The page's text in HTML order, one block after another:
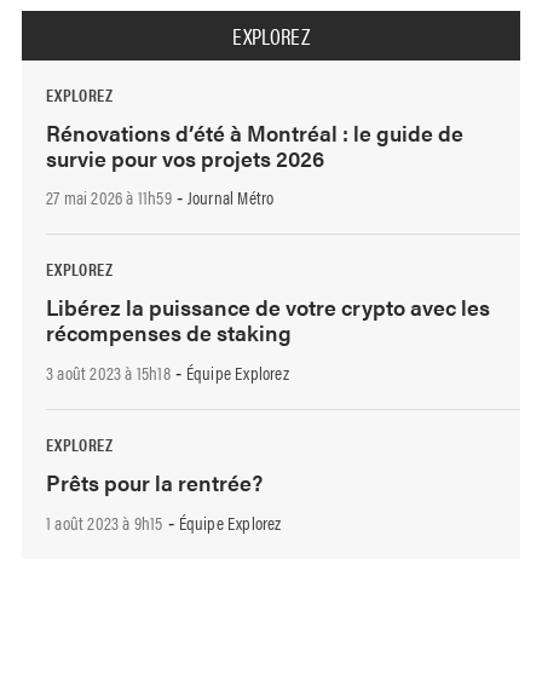
EXPLOREZ
EXPLOREZ
Rénovations d’été à Montréal : le guide de
survie pour vos projets 2026
27 mai 2026 à 11h59- Journal Métro
EXPLOREZ
Libérez la puissance de votre crypto avec les
récompenses de staking
3 août 2023 à 15h18- Équipe Explorez
EXPLOREZ
Prêts pour la rentrée?
1 août 2023 à 9h15 - Équipe Explorez